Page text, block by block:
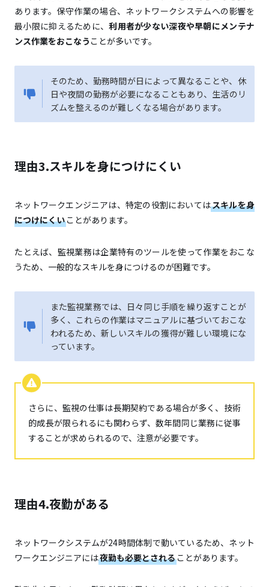
あります。保守作業の場合、ネットワークシステムへの影響を
最小限に抑えるために、利用者が少ない深夜や早朝にメンテナ
ンス作業をおこなう ことが多いです。
そのため、勤務時間が日によって異なることや、休
日や夜間の勤務が必要になることもあり、生活のリ
ズムを整えるのが難しくなる場合があります。
理由3.スキルを身につけにくい
ネットワークエンジニアは、特定の役割においてはスキルを身
につけにくいことがあります。
たとえば、監視業務は企業特有のツールを使って作業をおこな
うため、一般的なスキルを身につけるのが困難です。
また監視業務では、日々同じ手順を繰り返すことが
多く、これらの作業はマニュアルに基づいておこな
われるため、新しいスキルの獲得が難しい環境にな
っています。
さらに、監視の仕事は長期契約である場合が多く、技術
的成長が限られるにも関わらず、数年間同じ業務に従事
することが求められるので、注意が必要です。
理由4.夜勤がある
ネットワークシステムが24時間体制で動いているため、ネット
ワークエンジニアには夜勤も必要とされることがあります。